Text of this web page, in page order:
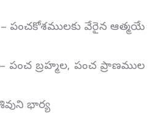
వేరైన ఆత్మయే
బ్రహ్మల, పంచ ప్రాణముల
భార్య